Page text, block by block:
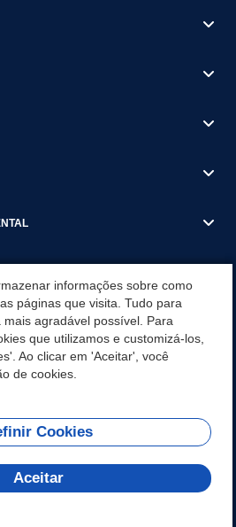
DE RECEITA MUNICIPAL
informações sobre como
páginas que visita. Tudo para
agradável possível. Para
que utilizamos e customizá-los,
Ao clicar em 'Aceitar', você
de cookies.
Cookies
Aceitar